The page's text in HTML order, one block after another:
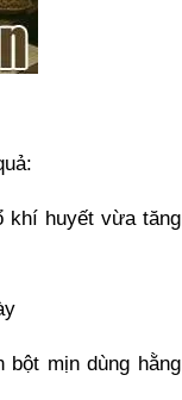
khí huyết vừa tăng
mịn dùng hằng